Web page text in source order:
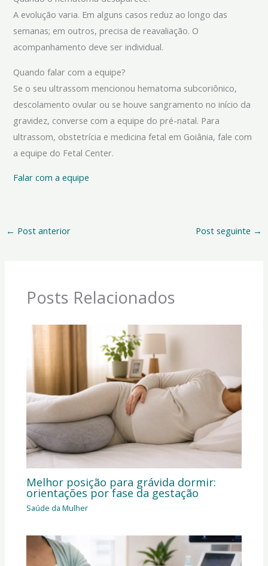
A evolução varia. Em alguns casos reduz ao longo das
semanas; em outros, precisa de reavaliação. O
acompanhamento deve ser individual.
Quando falar com a equipe?
Se o seu ultrassom mencionou hematoma subcoriônico,
descolamento ovular ou se houve sangramento no início da
gravidez, converse com a equipe do pré-natal. Para
ultrassom, obstetrícia e medicina fetal em Goiânia, fale com
a equipe do Fetal Center.
Falar com a equipe
← Post anterior Post seguinte →
Posts Relacionados
Melhor posição para grávida dormir:
orientações por fase da gestação
Saúde da Mulher